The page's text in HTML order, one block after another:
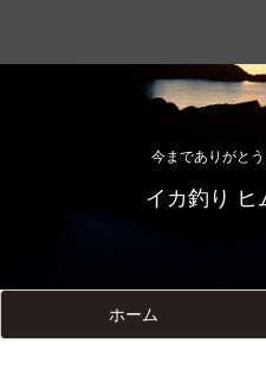
今までありが
イカ釣り
ホーム